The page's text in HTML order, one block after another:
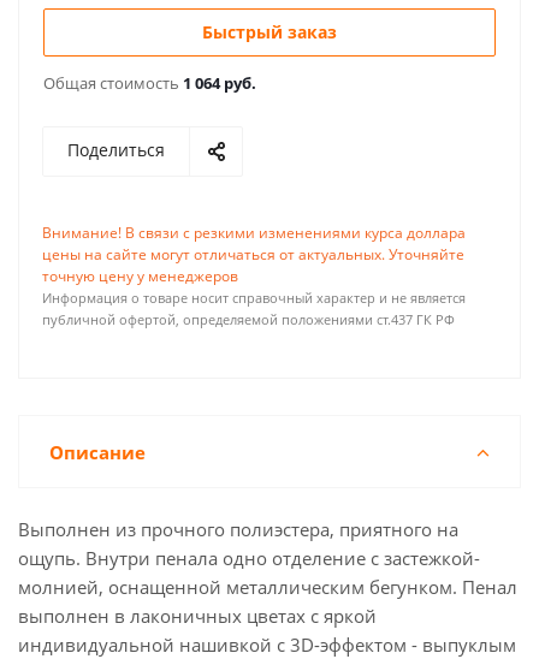
Быстрый заказ
Общая стоимость 1 064 руб.
Поделиться
Внимание! В связи с резкими изменениями курса доллара
цены на сайте могут отличаться от актуальных. Уточняйте
точную цену у менеджеров
Информация о товаре носит справочный характер и не является
публичной офертой, определяемой положениями ст.437 ГК РФ
Описание
Выполнен из прочного полиэстера, приятного на
ощупь. Внутри пенала одно отделение с застежкой-
молнией, оснащенной металлическим бегунком. Пенал
выполнен в лаконичных цветах с яркой
индивидуальной нашивкой с 3D-эффектом - выпуклым